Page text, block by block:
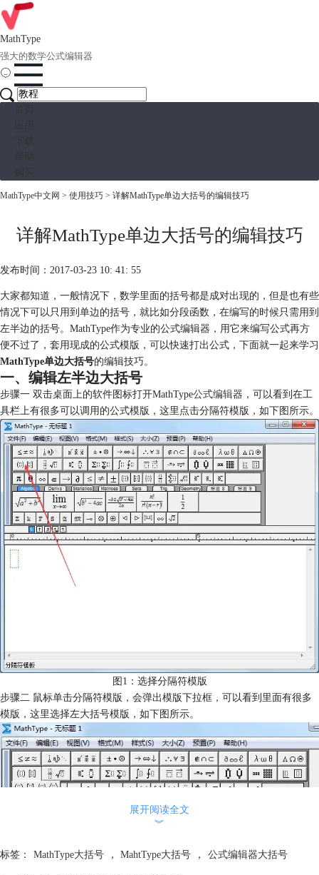
MathType
强大的数学公式编辑器
MathType中文网 > 使用技巧 > 详解MathType单边大括号的编辑技巧
详解MathType单边大括号的编辑技巧
发布时间：2017-03-23 10: 41: 55
大家都知道，一般情况下，数学里面的括号都是成对出现的，但是也有些
情况下可以只用到单边的括号，就比如分段函数，在编写的时候只需用到
左半边的括号。MathType作为专业的公式编辑器，用它来编写公式再方
便不过了，套用现成的公式模版，可以快速打出公式，下面就一起来学习
MathType单边大括号的编辑技巧。
一、编辑左半边大括号
步骤一 双击桌面上的软件图标打开MathType公式编辑器 ，可以看到在工
具栏上有很多可以调用的公式模版，这里点击分隔符模版，如下图所示。
图1：选择分隔符模版
步骤二 鼠标单击分隔符模版，会弹出模版下拉框，可以看到里面有很多
模版，这里选择左大括号模版，如下图所示。
展开阅读全文
︾
标签： MathType大括号 ， MahtType大括号 ， 公式编辑器大括号